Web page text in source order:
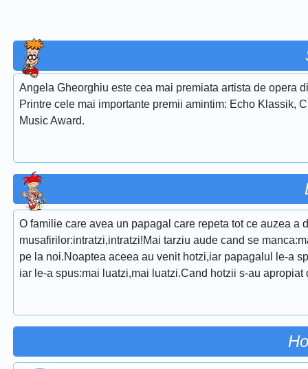
Angela Gheorghiu este cea mai premiata artista de opera
Printre cele mai importante premii amintim: Echo Klassik,
Music Award.
O familie care avea un papagal care repeta tot ce auzea
musafirilor:intratzi,intratzi!Mai tarziu aude cand se
pe la noi.Noaptea aceea au venit hotzi,iar papagalul le-a
iar le-a spus:mai luatzi,mai luatzi.Cand hotzii s-au